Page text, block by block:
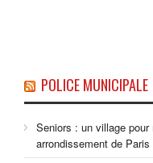
POLICE MUNICIPALE
Seniors : un village
arrondissement de Paris